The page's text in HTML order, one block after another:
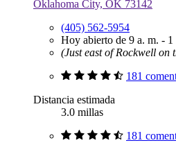
Oklahoma City, OK 73142
(405) 562-5954
Hoy abierto de 9 a. m. - 1
(Just east of Rockwell on
181
Distancia estimada
3.0 millas
181